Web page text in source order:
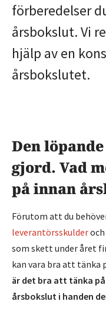
förberedelser
årsbokslut. Vi
hjälp av en
årsbokslutet.
Den
gjord. Vad
på innan
Förutom att du
leverantörsskulder
som skett under året
kan vara bra att tänka
är det bra att tänka
årsbokslut i handen